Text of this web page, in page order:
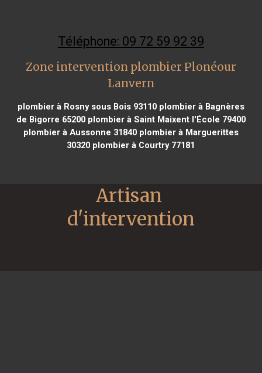
Téléphone: 09 72 59 92 39
Zone intervention plombier Plonéour
Lanvern
plombier à Rosny sous Bois 93110plombier à Bagnères
de Bigorre 65200plombier à Saint Maixent l'École 79400
plombier à Aussonne 31840plombier à Marguerittes
30320 plombier à Courtry 77181
Artisan
d'intervention